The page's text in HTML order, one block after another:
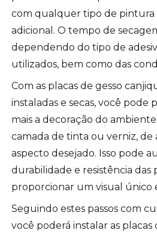
com qualquer tipo de pintura
adicional. O tempo de
dependendo do tipo de
utilizados, bem como das
Com as placas de gesso
instaladas e secas, você pode
mais a decoração do
camada de tinta ou verniz, de
aspecto desejado. Isso pode
durabilidade e resistência das
proporcionar um visual único
Seguindo estes passos com
você poderá instalar as